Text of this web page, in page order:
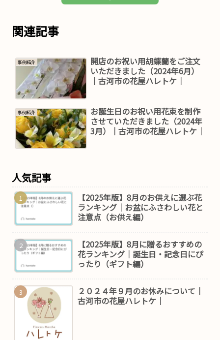
関連記事
事例紹介
開店のお祝い用胡蝶蘭をご注文
いただきました（2024年6月）
｜古河市の花屋ハレトケ｜
事例紹介
お誕生日のお祝い用花束を制作
させていただきました（2024年
3月）｜古河市の花屋ハレトケ｜
人気記事
【2025年版】8月のお供えに選ぶ花
ランキング｜お盆にふさわしい花と
注意点（お供え編）
【2025年版】8月に贈るおすすめの
花ランキング｜誕生日・記念日にぴ
ったり（ギフト編）
２０２４年９月のお休みについて｜
古河市の花屋ハレトケ｜